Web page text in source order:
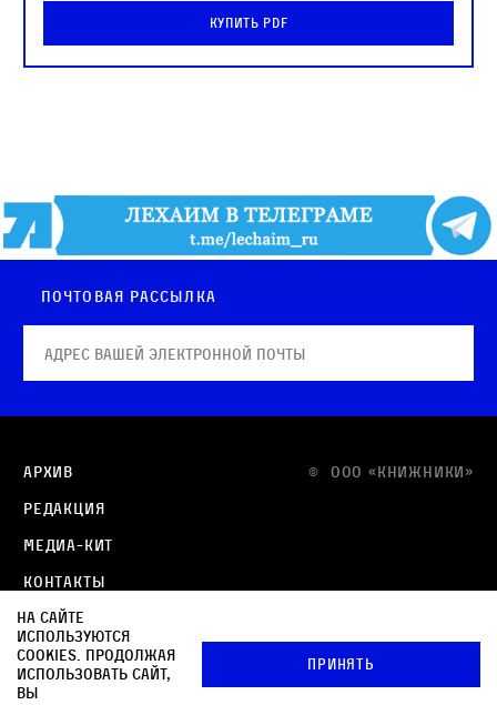
Купить PDF
Почтовая рассылка
© OOO «КНИЖНИКИ»
Архив
Редакция
Медиа-кит
Контакты
Политика в отношении обработки персональных
данных
Политика обработки файлов cookie
На сайте
используются
cookies. Продолжая
использовать сайт,
вы
Принять